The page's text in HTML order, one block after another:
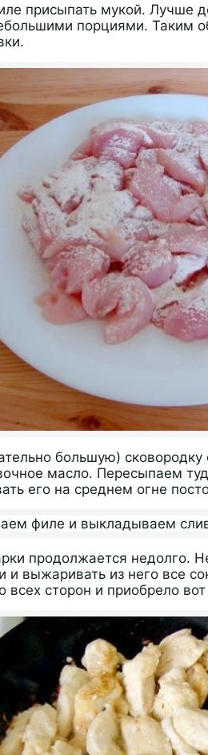
присыпать мукой. Лучше
порциями. Таким
большую) сковородку
масло. Пересыпаем
его на среднем огне
продолжается недолго.
и выжаривать из него все
всех сторон и приобрело